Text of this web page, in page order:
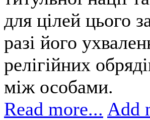
для цілей цього
разі його
релігійних
між особами.
Read more... Add